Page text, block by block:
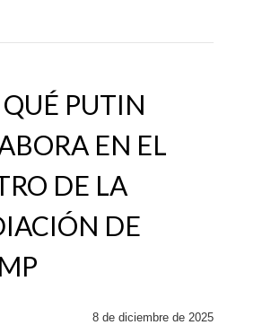
QUÉ PUTIN
EN EL
DE LA
DE
8 de diciembre de 2025